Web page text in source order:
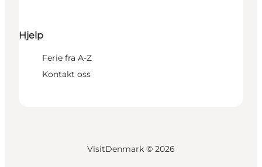
Hjelp
Ferie fra A-Z
Kontakt oss
VisitDenmark © 2026